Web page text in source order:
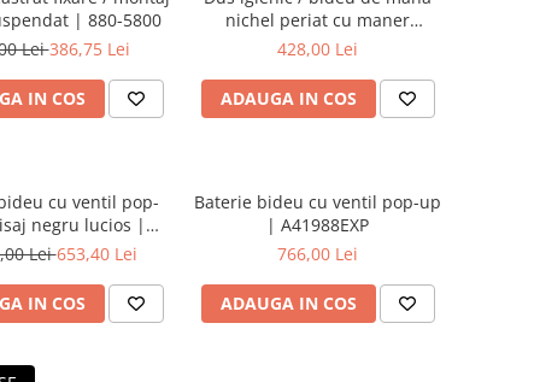
| 880-5800
Lei386,75 Lei
IN COS
nichel periat cu maner
blocabil | A4574734
428,00 Lei
ADAUGA IN COS
cu ventil pop-
negru lucios |
A4277039
Lei653,40 Lei
IN COS
Baterie bideu cu ventil pop-up
| A41988EXP
766,00 Lei
ADAUGA IN COS